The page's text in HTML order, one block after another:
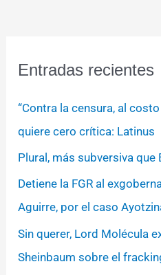
Entradas recientes
“Contra la censura, al
quiere cero crítica: Latinus
Plural, más subversiva que
Detiene la FGR al
Aguirre, por el caso
Sin querer, Lord Molécula
Sheinbaum sobre el